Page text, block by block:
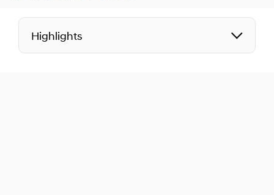
Highlights